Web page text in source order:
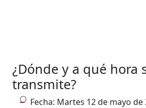
¿Dónde y a qué hora
transmite?
Fecha: Martes 12 de mayo de